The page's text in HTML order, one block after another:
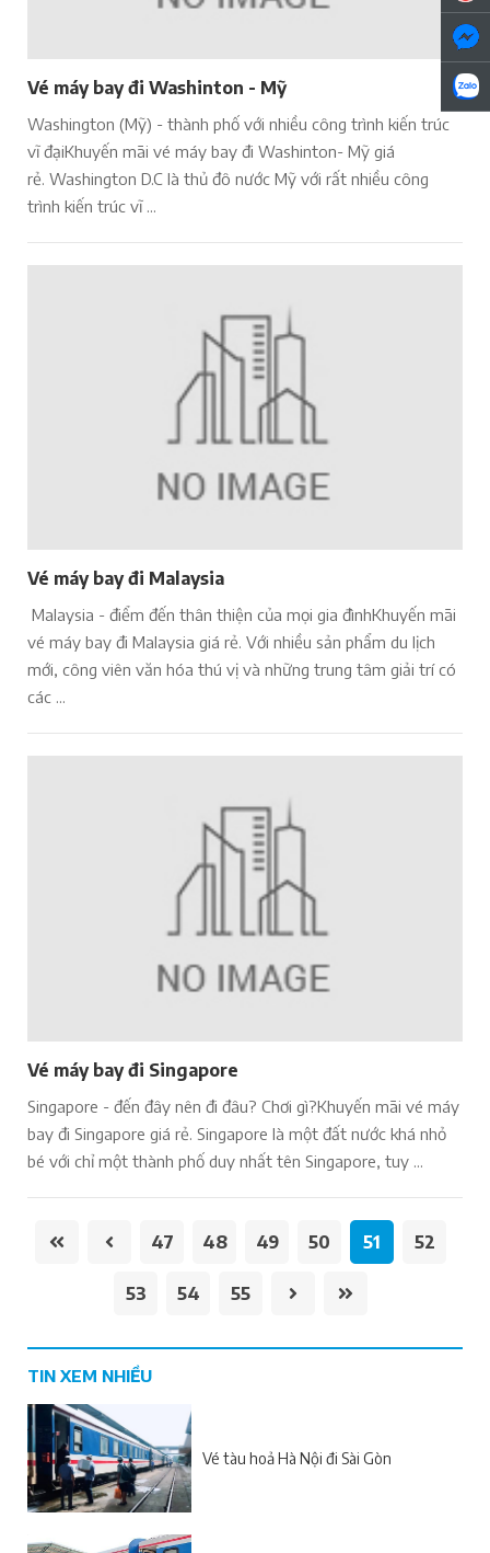
Vé máy bay đi Washinton - Mỹ
Washington (Mỹ) - thành phố với nhiều công trình kiến trúc
vĩ đạiKhuyến mãi vé máy bay đi Washinton- Mỹ giá
rẻ. Washington D.C là thủ đô nước Mỹ với rất nhiều công
trình kiến trúc vĩ ...
Vé máy bay đi Malaysia
Malaysia - điểm đến thân thiện của mọi gia đìnhKhuyến mãi
vé máy bay đi Malaysia giá rẻ. Với nhiều sản phẩm du lịch
mới, công viên văn hóa thú vị và những trung tâm giải trí có
các ...
Vé máy bay đi Singapore
Singapore - đến đây nên đi đâu? Chơi gì?Khuyến mãi vé máy
bay đi Singapore giá rẻ. Singapore là một đất nước khá nhỏ
bé với chỉ một thành phố duy nhất tên Singapore, tuy ...
47 48 49 50 51 52
53 54 55
TIN XEM NHIỀU
Vé tàu hoả Hà Nội đi Sài Gòn